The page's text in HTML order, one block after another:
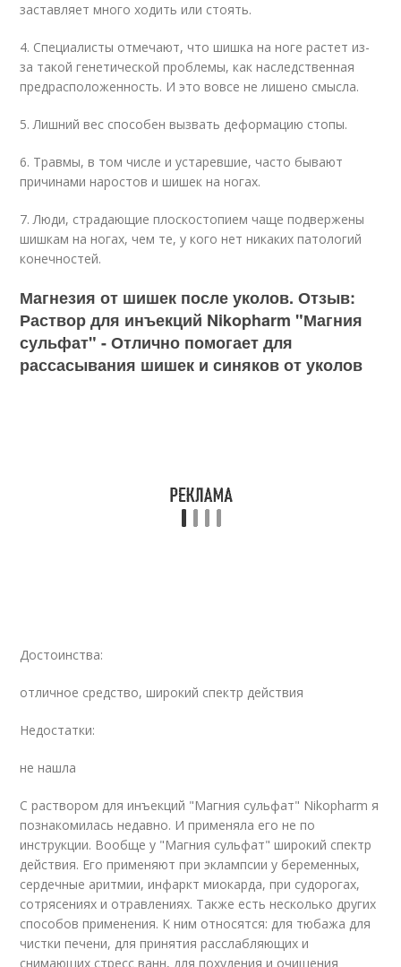
заставляет много ходить или стоять.
4. Специалисты отмечают, что шишка на ноге растет из-
за такой генетической проблемы, как наследственная
предрасположенность. И это вовсе не лишено смысла.
5. Лишний вес способен вызвать деформацию стопы.
6. Травмы, в том числе и устаревшие, часто бывают
причинами наростов и шишек на ногах.
7. Люди, страдающие плоскостопием чаще подвержены
шишкам на ногах, чем те, у кого нет никаких патологий
конечностей.
Магнезия от шишек после уколов. Отзыв:
Раствор для инъекций Nikopharm "Магния
сульфат" - Отлично помогает для
рассасывания шишек и синяков от уколов
Достоинства:
отличное средство, широкий спектр действия
Недостатки:
не нашла
С раствором для инъекций "Магния сульфат" Nikopharm я
познакомилась недавно. И применяла его не по
инструкции. Вообще у "Магния сульфат" широкий спектр
действия. Его применяют при эклампсии у беременных,
сердечные аритмии, инфаркт миокарда, при судорогах,
сотрясениях и отравлениях. Также есть несколько других
способов применения. К ним относятся: для тюбажа для
чистки печени, для принятия расслабляющих и
снимающих стресс ванн, для похудения и очищения